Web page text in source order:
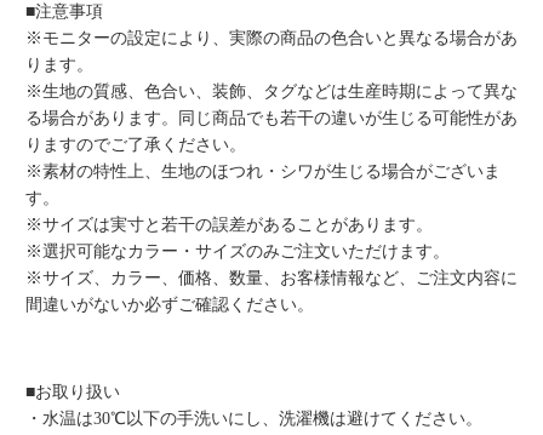
■注意事項
※モニターの設定により、実際の商品の色合いと異なる場合があ
ります。
※生地の質感、色合い、装飾、タグなどは生産時期によって異な
る場合があります。同じ商品でも若干の違いが生じる可能性があ
りますのでご了承ください。
※素材の特性上、生地のほつれ・シワが生じる場合がございま
す。
※サイズは実寸と若干の誤差があることがあります。
※選択可能なカラー・サイズのみご注文いただけます。
※サイズ、カラー、価格、数量、お客様情報など、ご注文内容に
間違いがないか必ずご確認ください。
■お取り扱い
・水温は30℃以下の手洗いにし、洗濯機は避けてください。